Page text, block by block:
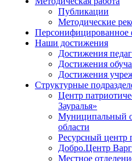
Публикации
Методические
Персонифицированное
Наши достижения
Достижения
Достижения
Достижения
Структурные
Центр
Зауралья»
Муниципальный
области
Ресурсный центр
Добро.Центр
Местное